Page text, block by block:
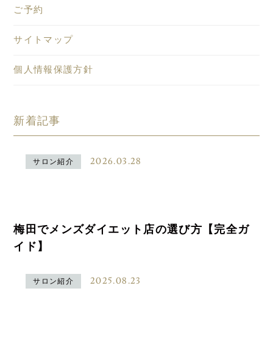
ご予約
サイトマップ
個人情報保護方針
新着記事
サロン紹介 2026.03.28
梅田でメンズダイエット店の選び方【完全ガ
イド】
サロン紹介 2025.08.23